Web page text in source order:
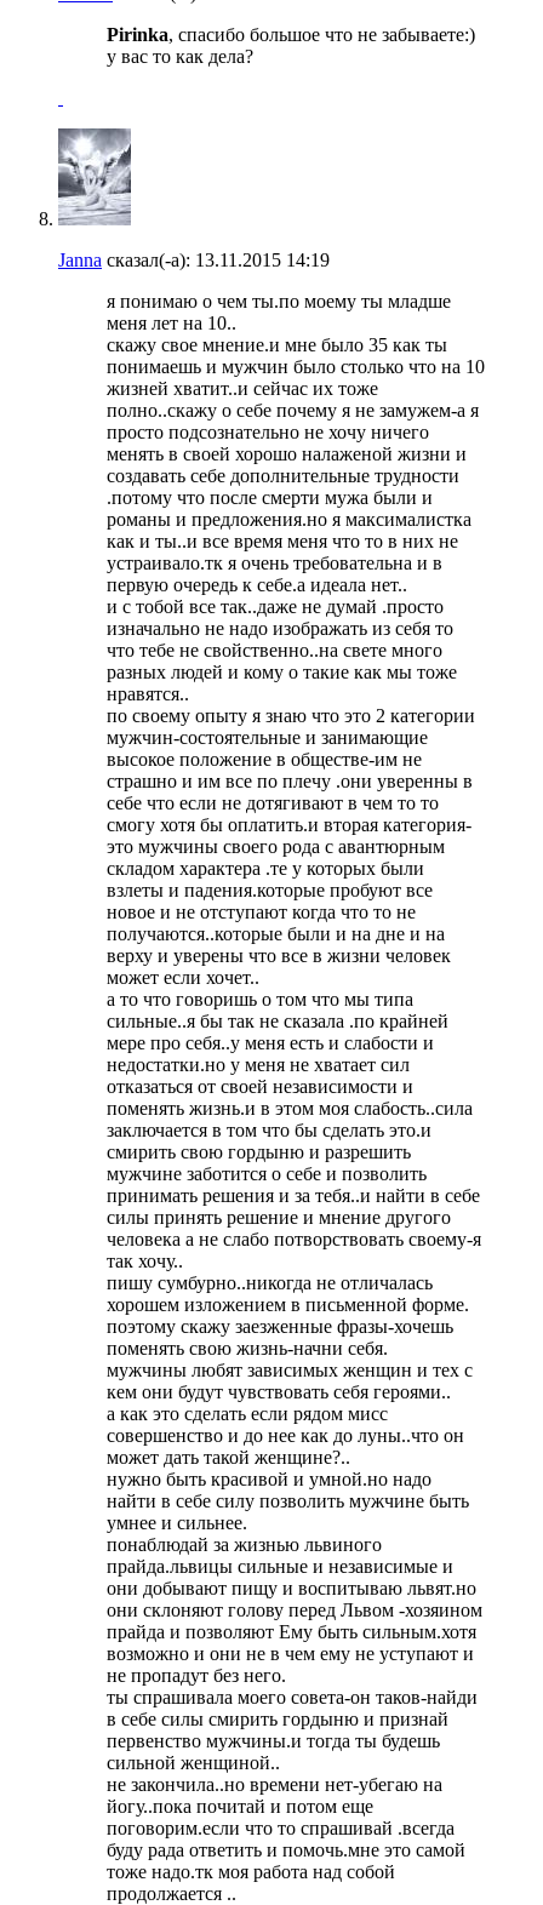
Pirinka, спасибо большое что не забываете:)
у вас то как дела?
Janna сказал(-а): 13.11.2015 14:19
я понимаю о чем ты.по моему ты младше
меня лет на 10..
скажу свое мнение.и мне было 35 как ты
понимаешь и мужчин было столько что на 10
жизней хватит..и сейчас их тоже
полно..скажу о себе почему я не замужем-а я
просто подсознательно не хочу ничего
менять в своей хорошо налаженой жизни и
создавать себе дополнительные трудности
.потому что после смерти мужа были и
романы и предложения.но я максималистка
как и ты..и все время меня что то в них не
устраивало.тк я очень требовательна и в
первую очередь к себе.а идеала нет..
и с тобой все так..даже не думай .просто
изначально не надо изображать из себя то
что тебе не свойственно..на свете много
разных людей и кому о такие как мы тоже
нравятся..
по своему опыту я знаю что это 2 категории
мужчин-состоятельные и занимающие
высокое положение в обществе-им не
страшно и им все по плечу .они уверенны в
себе что если не дотягивают в чем то то
смогу хотя бы оплатить.и вторая категория-
это мужчины своего рода с авантюрным
складом характера .те у которых были
взлеты и падения.которые пробуют все
новое и не отступают когда что то не
получаются..которые были и на дне и на
верху и уверены что все в жизни человек
может если хочет..
а то что говоришь о том что мы типа
сильные..я бы так не сказала .по крайней
мере про себя..у меня есть и слабости и
недостатки.но у меня не хватает сил
отказаться от своей независимости и
поменять жизнь.и в этом моя слабость..сила
заключается в том что бы сделать это.и
смирить свою гордыню и разрешить
мужчине заботится о себе и позволить
принимать решения и за тебя..и найти в себе
силы принять решение и мнение другого
человека а не слабо потворствовать своему-я
так хочу..
пишу сумбурно..никогда не отличалась
хорошем изложением в письменной форме.
поэтому скажу заезженные фразы-хочешь
поменять свою жизнь-начни себя.
мужчины любят зависимых женщин и тех с
кем они будут чувствовать себя героями..
а как это сделать если рядом мисс
совершенство и до нее как до луны..что он
может дать такой женщине?..
нужно быть красивой и умной.но надо
найти в себе силу позволить мужчине быть
умнее и сильнее.
понаблюдай за жизнью львиного
прайда.львицы сильные и независимые и
они добывают пищу и воспитываю львят.но
они склоняют голову перед Львом -хозяином
прайда и позволяют Ему быть сильным.хотя
возможно и они не в чем ему не уступают и
не пропадут без него.
ты спрашивала моего совета-он таков-найди
в себе силы смирить гордыню и признай
первенство мужчины.и тогда ты будешь
сильной женщиной..
не закончила..но времени нет-убегаю на
йогу..пока почитай и потом еще
поговорим.если что то спрашивай .всегда
буду рада ответить и помочь.мне это самой
тоже надо.тк моя работа над собой
продолжается ..